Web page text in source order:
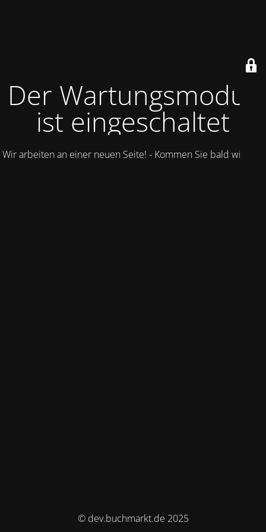
Der Wartungsmodus
ist eingeschaltet
Wir arbeiten an einer neuen Seite! - Kommen Sie bald wieder.
© dev.buchmarkt.de 2025